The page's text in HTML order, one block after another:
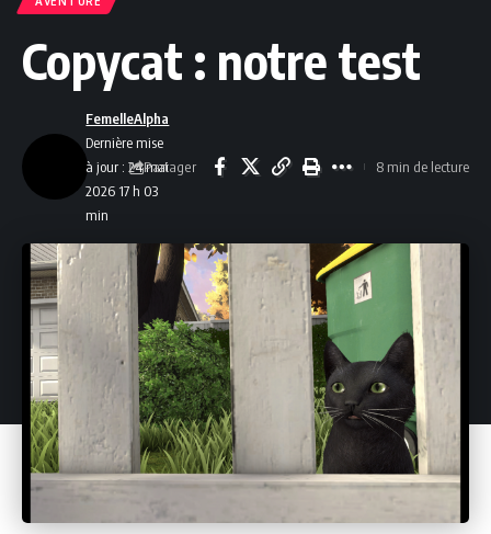
Copycat : notre test
Dernière mise
à jour : 24 mai
2026 17 h 03
min
FemelleAlpha
Partager 8 min de lecture